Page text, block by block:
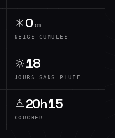
0 cm
NEIGE CUMULÉE
18
JOURS SANS PLUIE
20h15
COUCHER